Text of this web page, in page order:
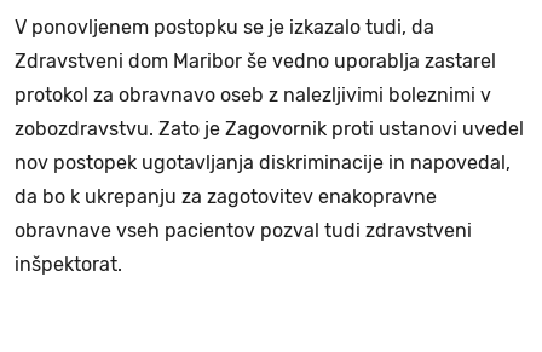
V ponovljenem postopku se je izkazalo tudi, da
Zdravstveni dom Maribor še vedno uporablja zastarel
protokol za obravnavo oseb z nalezljivimi boleznimi v
zobozdravstvu. Zato je Zagovornik proti ustanovi uvedel
nov postopek ugotavljanja diskriminacije in napovedal,
da bo k ukrepanju za zagotovitev enakopravne
obravnave vseh pacientov pozval tudi zdravstveni
inšpektorat.